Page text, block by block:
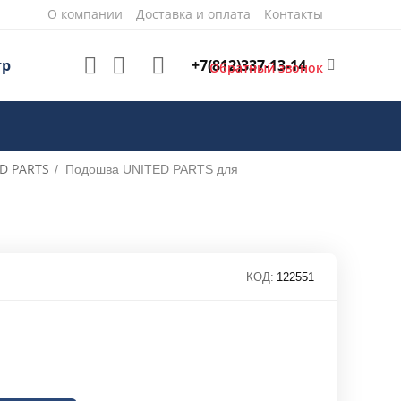
О компании Доставка и оплата Контакты
+7(812)337-13-14
Обратный звонок
PARTS / Подошва UNITED PARTS для
КОД: 122551